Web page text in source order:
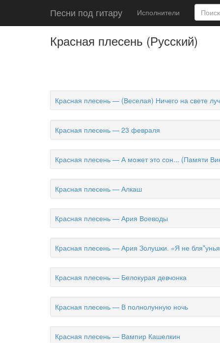
Песни под гитару Исполнители
Красная плесень (Русский)
Красная плесень — (Веселая) Ничего на свете
Красная плесень — 23 февраля
Красная плесень — А может это сон... (Памяти
Красная плесень — Алкаш
Красная плесень — Ария Воеводы
Красная плесень — Ария Золушки. «Я не
Красная плесень — Белокурая девчонка
Красная плесень — В полнолунную ночь
Красная плесень — Вампир Кашелкин